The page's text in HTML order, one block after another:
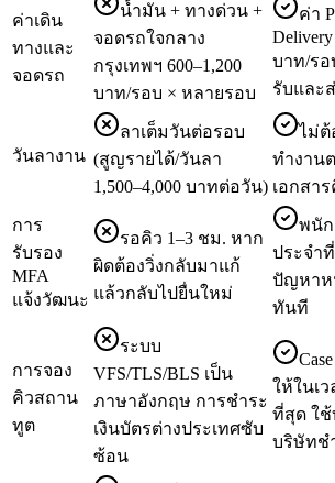
ค่าเดิน
ทางและ
จอดรถ
น้ำมัน + ทางด่วน +
จอดรถใจกลาง
กรุงเทพฯ 600–1,200
บาท/รอบ × หลายรอบ
ค่า
บาท/ร
รับและ
วันลางาน
ลาเต็มวันต่อรอบ
(สูญรายได้/วันลา
1,500–4,000 บาทต่อวัน)
ไม่
ทำงาน
เอกสา
การ
รับรอง
MFA
แจ้งวัฒนะ
รอคิว 1–3 ชม. หาก
ผิดต้องวิ่งกลับมาแก้
แล้วกลับไปยื่นใหม่
พนัก
ประจำ
ปัญหาห
ทันที
การจอง
คิวสถาน
ทูต
ระบบ
VFS/TLS/BLS เป็น
ภาษาอังกฤษ การชำระ
เงินบัตรต่างประเทศซับ
ซ้อน
ให้ในเ
ที่สุด ใช้
บริษัทช